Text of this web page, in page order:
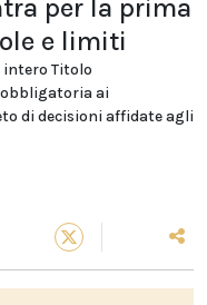
per la prima
e limiti
Titolo
ai
di decisioni affidate agli